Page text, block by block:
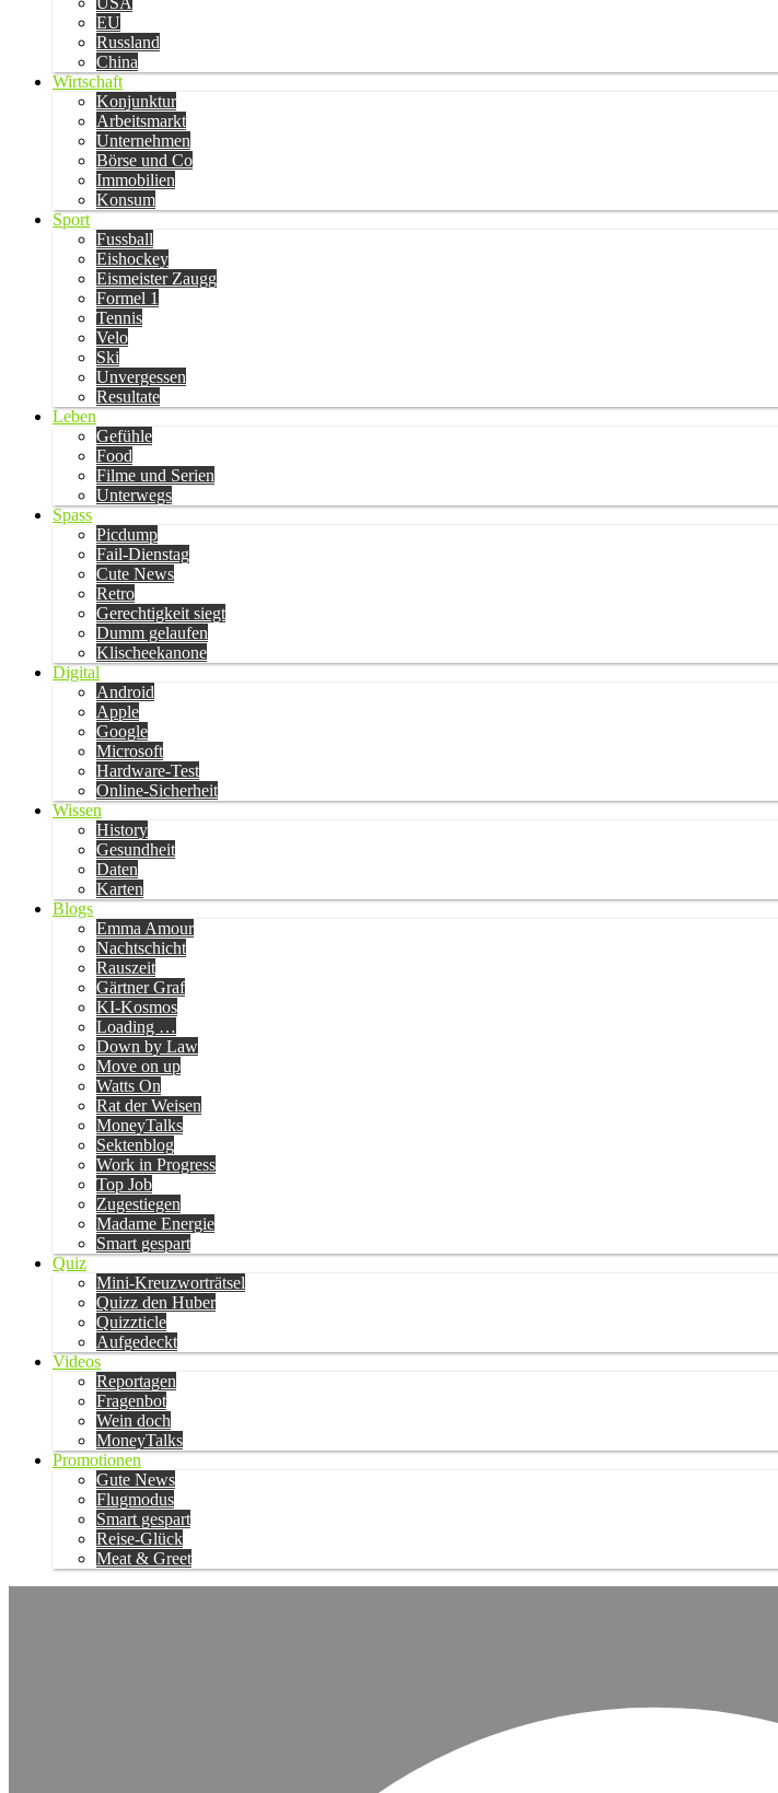
EU
Russland
China
Wirtschaft
Konjunktur
Arbeitsmarkt
Unternehmen
Börse und Co
Immobilien
Konsum
Sport
Fussball
Eishockey
Eismeister Zaugg
Formel 1
Tennis
Velo
Ski
Unvergessen
Resultate
Leben
Gefühle
Food
Filme und Serien
Unterwegs
Spass
Picdump
Fail-Dienstag
Cute News
Retro
Gerechtigkeit siegt
Dumm gelaufen
Klischeekanone
Digital
Android
Apple
Google
Microsoft
Hardware-Test
Online-Sicherheit
Wissen
History
Gesundheit
Daten
Karten
Blogs
Emma Amour
Nachtschicht
Rauszeit
Gärtner Graf
KI-Kosmos
Loading …
Down by Law
Move on up
Watts On
Rat der Weisen
MoneyTalks
Sektenblog
Work in Progress
Top Job
Zugestiegen
Madame Energie
Smart gespart
Quiz
Mini-Kreuzworträtsel
Quizz den Huber
Quizzticle
Aufgedeckt
Videos
Reportagen
Fragenbot
Wein doch
MoneyTalks
Promotionen
Gute News
Flugmodus
Smart gespart
Reise-Glück
Meat & Greet